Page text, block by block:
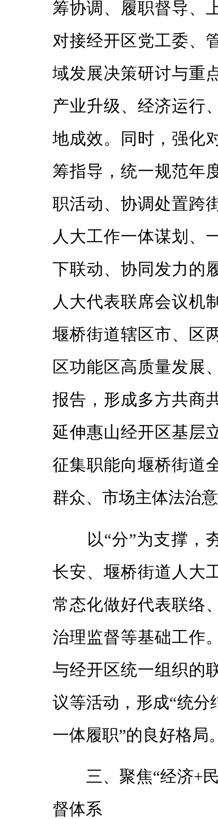
筹协调、履职督导、
对接经开区党工委、
域发展决策研讨与重
产业升级、经济运行
地成效。同时，强化
筹指导，统一规范年
职活动、协调处置跨
人大工作一体谋划、
下联动、协同发力的
人大代表联席会议机
堰桥街道辖区市、区
区功能区高质量发展
报告，形成多方共商
延伸惠山经开区基层
征集职能向堰桥街道
群众、市场主体法治
以“分”为支撑，夯
长安、堰桥街道人大
常态化做好代表联络
治理监督等基础工作
与经开区统一组织的
议等活动，形成“统
一体履职”的良好格局
三、聚焦“经济+民
督体系